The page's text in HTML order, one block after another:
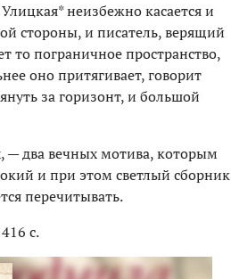
неизбежно касается и
стороны, и писатель, верящий
то пограничное пространство,
оно притягивает, говорит
за горизонт, и большой
— два вечных мотива, которым
и при этом светлый сборник
перечитывать.
с.